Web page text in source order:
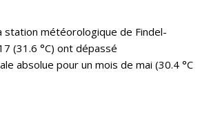
météorologique de Findel-
(31.6 °C) ont dépassé
absolue pour un mois de mai (30.4 °C